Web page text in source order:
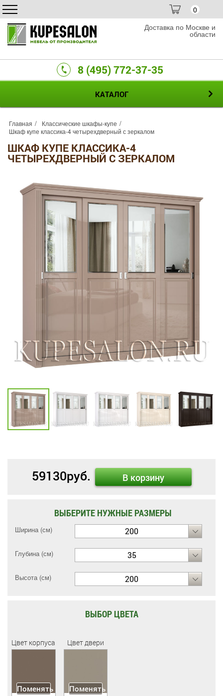
0
Доставка по Москве и
области
8 (495) 772-37-35
КАТАЛОГ
Главная
Классические шкафы-купе
Шкаф купе классика-4 четырехдверный с зеркалом
ШКАФ КУПЕ КЛАССИКА-4
ЧЕТЫРЕХДВЕРНЫЙ С ЗЕРКАЛОМ
59130руб. В корзину
ВЫБЕРИТЕ НУЖНЫЕ РАЗМЕРЫ
Ширина (см) 200
Глубина (см) 35
Высота (см) 200
ВЫБОР ЦВЕТА
Цвет корпуса
Поменять
Цвет двери
Поменять